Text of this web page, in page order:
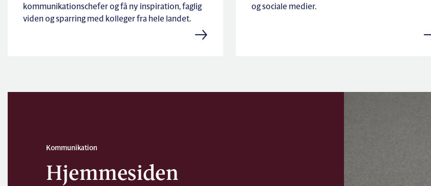
kommunikationschefer og få ny inspiration, faglig
viden og sparring med kolleger fra hele landet.
og sociale medier.
Kommunikation
Hjemmesiden